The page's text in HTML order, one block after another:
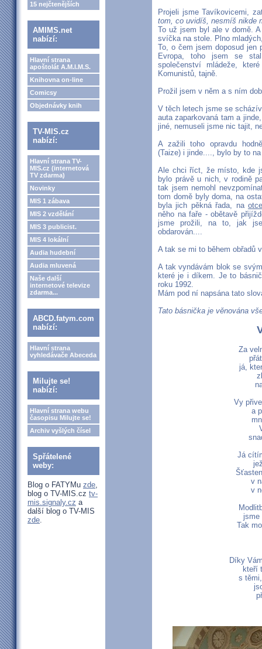
15 nejčtenějších
AMIMS.net
nabízí:
Hlavní strana
apoštolát A.M.I.M.S.
Knihovna on-line
Comicsy
Objednávky knih
TV-MIS.cz
nabízí:
Hlavní strana TV-
MIS.cz (internetová
TV zdarma)
Novinky
MIS 1 zábava
MIS 2 vzdělání
MIS 3 publicist.
MIS 4 lokální
Audia hudební
Audia mluvená
Naše další
internetové televize
zdarma...
ABCD.fatym.com
nabízí:
Hlavní strana
vyhledávače Abeceda
Milujte se!
nabízí:
Hlavní strana webu
časopisu Milujte se!
Archiv vyšlých čísel
Spřátelené
weby:
Blog o FATYMu zde,
blog o TV-MIS.cz tv-
mis.signaly.cz a
další blog o TV-MIS
zde.
Projeli jsme Tavíkovicemi,
tom, co uvidíš, nesmíš nikde
To už jsem byl ale v domě.
svíčka na stole. Plno
To, o čem jsem doposud jen
Evropa, toho jsem se
společenství mládeže,
Komunistů, tajně.
Prožil jsem v něm a s ním
V těch letech jsme se
auta zaparkovaná tam a
jiné, nemuseli jsme nic tajit,
A zažili toho opravdu
(Taize) i jinde...., bylo by to
Ale chci říct, že místo, kde
bylo právě u nich, v rodině
tak jsem nemohl
tom domě byly doma, na
byla jich pěkná řada, na
něho na faře - obětavě
jsme prožili, na to, jak
obdarován....
A tak se mi to během obřadů
A tak vyndávám blok se
které je i díkem. Je to
roku 1992.
Mám pod ní napsána tato
Tato básnička je věnována
Za
já,
Vy
a
Já
v
v
jsme
Tak
Díky
kteří
s